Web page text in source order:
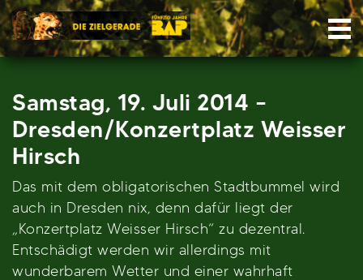
Skip
to
content
Samstag, 19. Juli 2014 –
Dresden/Konzertplatz Weisser
Hirsch
Das mit dem obligatorischen Stadtbummel wird
auch in Dresden nix, denn dafür liegt der
„Konzertplatz Weisser Hirsch“ zu dezentral.
Entschädigt werden wir allerdings mit
wunderbarem Wetter und einer wahrhaft